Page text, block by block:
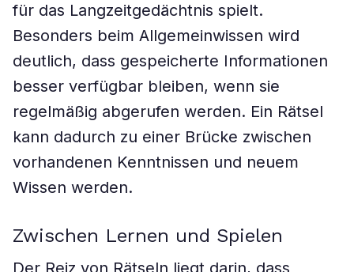
für das Langzeitgedächtnis spielt.
Besonders beim Allgemeinwissen wird
deutlich, dass gespeicherte Informationen
besser verfügbar bleiben, wenn sie
regelmäßig abgerufen werden. Ein Rätsel
kann dadurch zu einer Brücke zwischen
vorhandenen Kenntnissen und neuem
Wissen werden.
Zwischen Lernen und Spielen
Der Reiz von Rätseln liegt darin, dass